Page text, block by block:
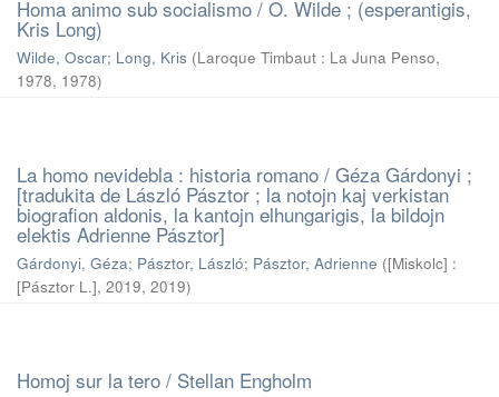
Homa animo sub socialismo / O. Wilde ; (esperantigis,
Kris Long)
Wilde, Oscar; Long, Kris (Laroque Timbaut : La Juna Penso,
1978, 1978)
La homo nevidebla : historia romano / Géza Gárdonyi ;
[tradukita de László Pásztor ; la notojn kaj verkistan
biografion aldonis, la kantojn elhungarigis, la bildojn
elektis Adrienne Pásztor]
Gárdonyi, Géza; Pásztor, László; Pásztor, Adrienne ([Miskolc] :
[Pásztor L.], 2019, 2019)
Homoj sur la tero / Stellan Engholm